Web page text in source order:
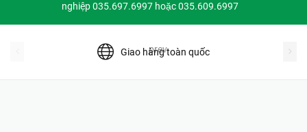
nghiệp 035.697.6997 hoặc 035.609.6997
Giao hàng toàn quốc
prev